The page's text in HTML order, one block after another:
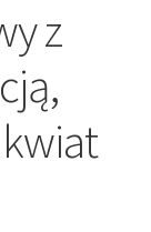
z